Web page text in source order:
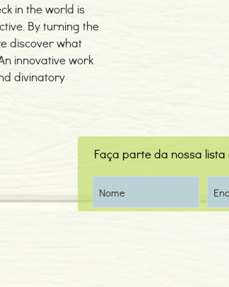
in the world is
By turning the
discover what
innovative work
divinatory
Faça parte da nossa lista